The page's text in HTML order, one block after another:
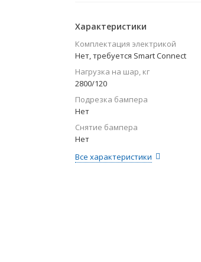
Характеристики
Комплектация электрикой
Нет, требуется Smart Connect
Нагрузка на шар, кг
2800/120
Подрезка бампера
Нет
Снятие бампера
Нет
Все характеристики